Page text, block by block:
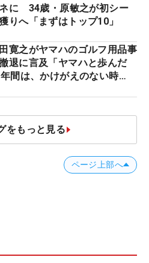
に 34歳・原敏之が初シー
りへ「まずはトップ10」
寛之がヤマハのゴルフ用品事
退に言及「ヤマハと歩んだ
間は、かけがえのない時
をもっと見る
ページ上部へ